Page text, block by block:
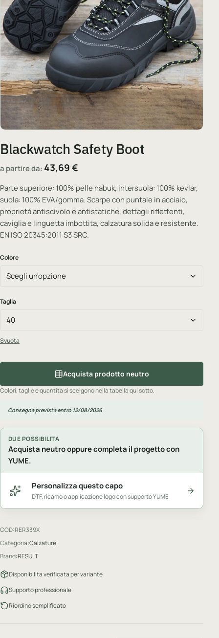
Blackwatch Safety Boot
a partire da: 43,69€
Parte superiore: 100% pelle nabuk, intersuola: 100% kevlar,
suola: 100% EVA/gomma. Scarpe con puntale in acciaio,
proprietà antiscivolo e antistatiche, dettagli riflettenti,
caviglia e linguetta imbottita, calzatura solida e resistente.
EN ISO 20345:2011 S3 SRC.
Colore
Taglia
Svuota
Acquista prodotto neutro
Colori, taglie e quantita si scelgono nella tabella qui sotto.
Consegna prevista entro 12/08/2026
DUE POSSIBILITA
Acquista neutro oppure completa il progetto con
YUME.
Personalizza questo capo
DTF, ricamo o applicazione logo con supporto YUME
COD:RER339X
Categoria:Calzature
Brand:RESULT
Disponibilita verificata per variante
Supporto professionale
Riordino semplificato